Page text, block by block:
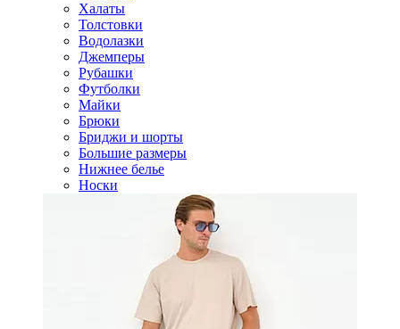
Халаты
Толстовки
Водолазки
Джемперы
Рубашки
Футболки
Майки
Брюки
Бриджи и шорты
Большие размеры
Нижнее белье
Носки